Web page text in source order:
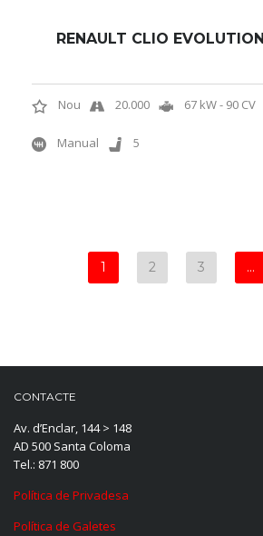
RENAULT CLIO EVOLUTION
Nou 20.000 67 kW - 90 CV
Manual 5
1 2 3 …
CONTACTE
Av. d’Enclar, 144 > 148
AD 500 Santa Coloma
Tel.: 871 800
Política de Privadesa
Política de Galetes